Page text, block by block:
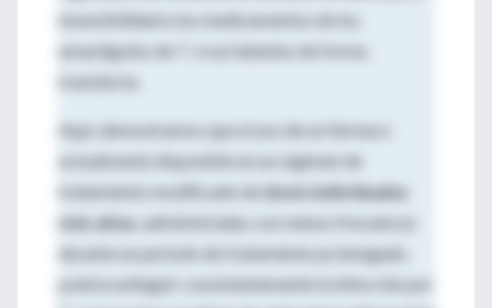
insensibilidad a los medicamentos de los
amastigotes de T. cruzi latentes de forma
transitoria.
Aquí, demostramos que el uso de un fármaco
actualmente disponible en un régimen de
tratamiento modificado dedosis individuales
más altas , administradas con menos frecuencia
durante un período de tratamiento prolongado,
podría extinguir consistentemente la infección por